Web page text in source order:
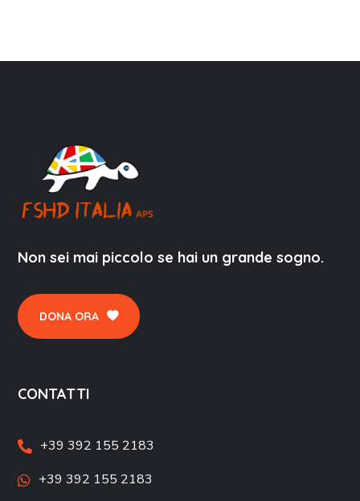
Non sei mai piccolo se hai un grande sogno.
DONA ORA
CONTATTI
+39 392 155 2183
+39 392 155 2183